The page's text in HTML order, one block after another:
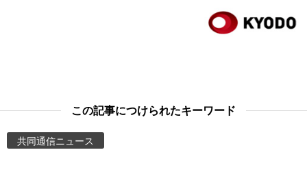
この記事につけられたキーワード
共同通信ニュース